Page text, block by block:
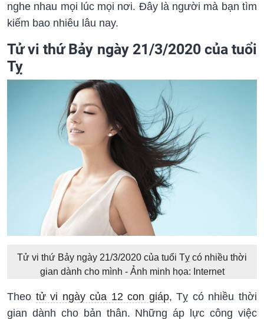
nghe nhau mọi lúc mọi nơi. Đây là người mà bạn tìm
kiếm bao nhiêu lâu nay.
Tử vi thứ Bảy ngày 21/3/2020 của tuổi
Tỵ
Tử vi thứ Bảy ngày 21/3/2020 của tuổi Tỵ có nhiều thời
gian dành cho mình - Ảnh minh họa: Internet
Theo tử vi ngày của 12 con giáp, Tỵ có nhiều thời
gian dành cho bản thân. Những áp lực công việc